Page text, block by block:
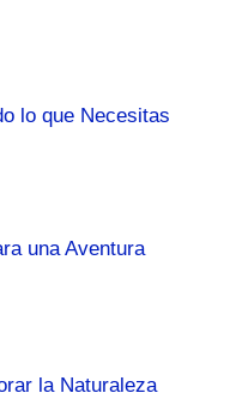
lo que Necesitas
una Aventura
la Naturaleza